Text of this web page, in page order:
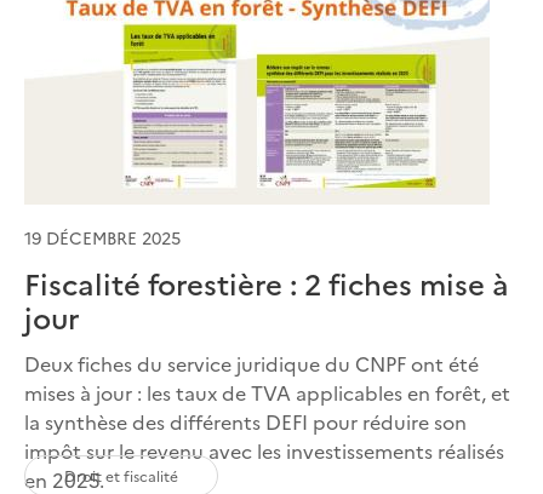
19 DÉCEMBRE 2025
Fiscalité forestière : 2 fiches mise à
jour
Deux fiches du service juridique du CNPF ont été
mises à jour : les taux de TVA applicables en forêt, et
la synthèse des différents DEFI pour réduire son
impôt sur le revenu avec les investissements réalisés
en 2025.Droit et fiscalité